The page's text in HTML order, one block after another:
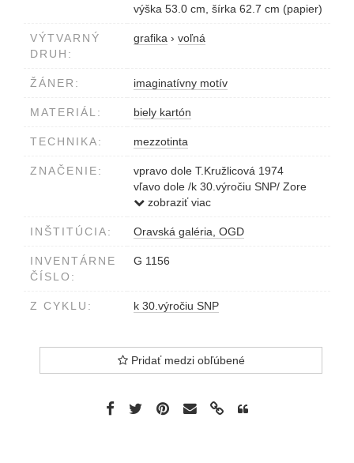
výška 53.0 cm, šírka 62.7 cm (papier)
VÝTVARNÝ
DRUH:
grafika › voľná
ŽÁNER: imaginatívny motív
MATERIÁL: biely kartón
TECHNIKA: mezzotinta
ZNAČENIE:
vpravo dole T.Kružlicová 1974
vľavo dole /k 30.výročiu SNP/ Zore
II'Červený signál'4/6
zobraziť viac
INŠTITÚCIA: Oravská galéria, OGD
INVENTÁRNE
ČÍSLO:
G 1156
Z CYKLU: k 30.výročiu SNP
Pridať medzi obľúbené